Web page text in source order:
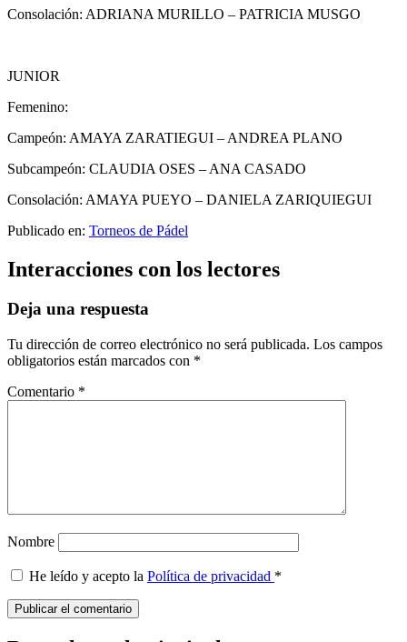
Consolación: ADRIANA MURILLO – PATRICIA MUSGO
JUNIOR
Femenino:
Campeón: AMAYA ZARATIEGUI – ANDREA PLANO
Subcampeón: CLAUDIA OSES – ANA CASADO
Consolación: AMAYA PUEYO – DANIELA ZARIQUIEGUI
Publicado en: Torneos de Pádel
Interacciones con los lectores
Deja una respuesta
Tu dirección de correo electrónico no será publicada. Los campos
obligatorios están marcados con *
Comentario *
Nombre
He leído y acepto la Política de privacidad *